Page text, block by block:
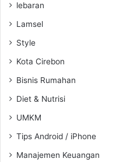
lebaran
Lamsel
Style
Kota Cirebon
Bisnis Rumahan
Diet & Nutrisi
UMKM
Tips Android / iPhone
Manajemen Keuangan